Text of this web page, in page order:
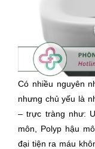
Có nhiều nguyên
nhưng chủ yếu là
– trực tràng như:
môn, Polyp hậu
đại tiện ra máu